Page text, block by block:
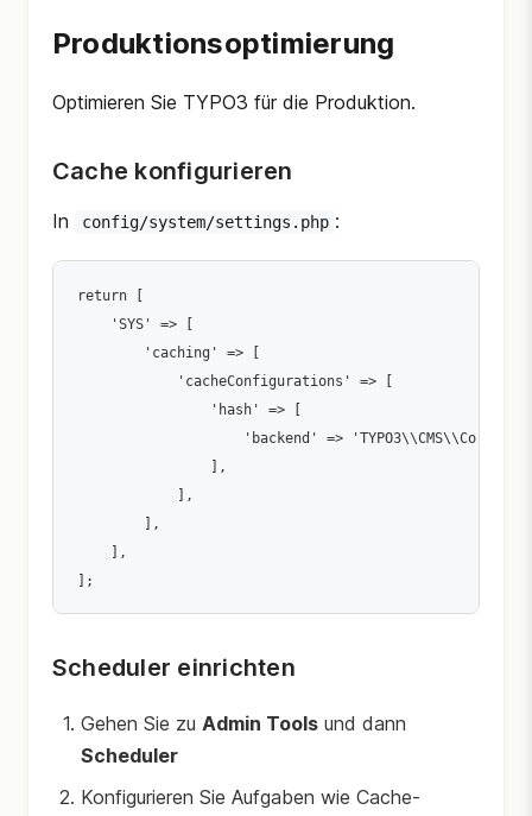
Produktionsoptimierung
Optimieren Sie TYPO3 für die Produktion.
Cache konfigurieren
In config/system/settings.php :
return [
    'SYS' => [
        'caching' => [
            'cacheConfigurations' => [
                'hash' => [
'backend' =>
                ],
            ],
        ],
    ],
Scheduler einrichten
Gehen Sie zu Admin Tools und dann
Scheduler
Konfigurieren Sie Aufgaben wie Cache-